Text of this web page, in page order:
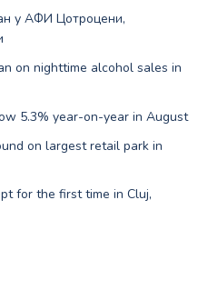
у АФИ Цотроцени,
on nighttime alcohol sales in
5.3% year-on-year in August
on largest retail park in
for the first time in Cluj,